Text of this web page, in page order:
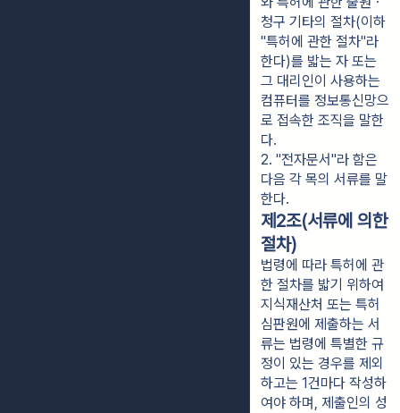
청구 기타의 절차(이하
"특허에 관한 절차"라
한다)를 밟는 자 또는
그 대리인이 사용하는
컴퓨터를 정보통신망으
로 접속한 조직을 말한
다.
2. "전자문서"라 함은
다음 각 목의 서류를 말
한다.
제2조(서류에 의한
절차)
법령에 따라 특허에 관
한 절차를 밟기 위하여
지식재산처 또는 특허
심판원에 제출하는 서
류는 법령에 특별한 규
정이 있는 경우를 제외
하고는 1건마다 작성하
여야 하며, 제출인의 성